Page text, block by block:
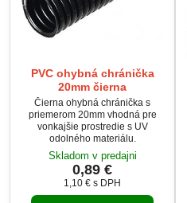
PVC ohybná chránička
20mm čierna
Čierna ohybná chránička s
priemerom 20mm vhodná pre
vonkajšie prostredie s UV
odolného materiálu.
Skladom v predajni
0,89 €
1,10 € s DPH